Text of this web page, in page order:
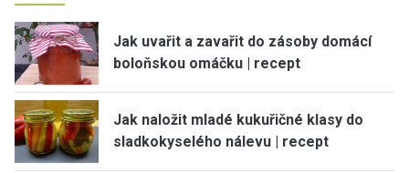
Jak uvařit a zavařit do zásoby domácí
boloňskou omáčku | recept
Jak naložit mladé kukuřičné klasy do
sladkokyselého nálevu | recept